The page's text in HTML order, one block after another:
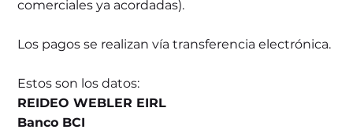
comerciales ya acordadas).
Los pagos se realizan vía transferencia electrónica.
Estos son los datos:
REIDEO WEBLER EIRL
Banco BCI